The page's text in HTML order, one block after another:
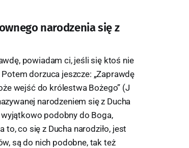
narodzenia się z
powiadam ci, jeśli się ktoś nie
dorzuca jeszcze: „Zaprawdę
wejść do królestwa Bożego” (J
narodzeniem się z Ducha
podobny do Boga,
to, co się z Ducha narodziło, jest
są do nich podobne, tak też